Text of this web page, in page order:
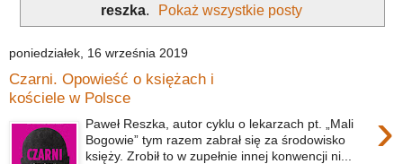
reszka. Pokaż wszystkie posty
poniedziałek, 16 września 2019
Czarni. Opowieść o księżach i
kościele w Polsce
›
Paweł Reszka, autor cyklu o lekarzach pt. „Mali
Bogowie” tym razem zabrał się za środowisko
księży. Zrobił to w zupełnie innej konwencji ni...